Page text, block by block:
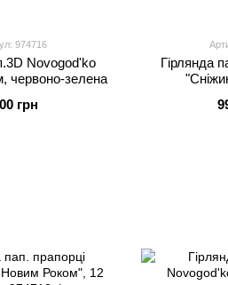
974716
Novogod'ko
червоно-зелена
грн
Гірлянда